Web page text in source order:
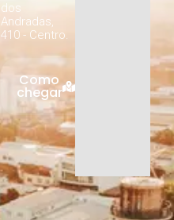
dos
Andradas,
410 - Centro.
Como
chegar